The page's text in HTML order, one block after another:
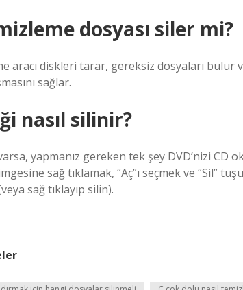
dosyası siler mi?
aracı diskleri tarar, gereksiz dosyaları bulur
sağlar.
nasıl silinir?
yapmanız gereken tek şey DVD’nizi CD
sağ tıklamak, “Aç”ı seçmek ve “Sil”
sağ tıklayıp silin).